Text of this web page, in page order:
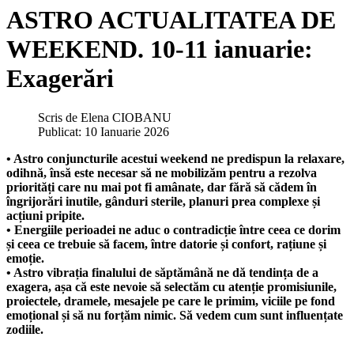
ASTRO ACTUALITATEA DE
WEEKEND. 10-11 ianuarie:
Exagerări
Scris de Elena CIOBANU
Publicat: 10 Ianuarie 2026
• Astro conjuncturile acestui weekend ne predispun la relaxare,
odihnă, însă este necesar să ne mobilizăm pentru a rezolva
priorități care nu mai pot fi amânate, dar fără să cădem în
îngrijorări inutile, gânduri sterile, planuri prea complexe și
acțiuni pripite.
• Energiile perioadei ne aduc o contradicție între ceea ce dorim
și ceea ce trebuie să facem, între datorie și confort, rațiune și
emoție.
• Astro vibrația finalului de săptămână ne dă tendința de a
exagera, așa că este nevoie să selectăm cu atenție promisiunile,
proiectele, dramele, mesajele pe care le primim, viciile pe fond
emoțional și să nu forțăm nimic. Să vedem cum sunt influențate
zodiile.